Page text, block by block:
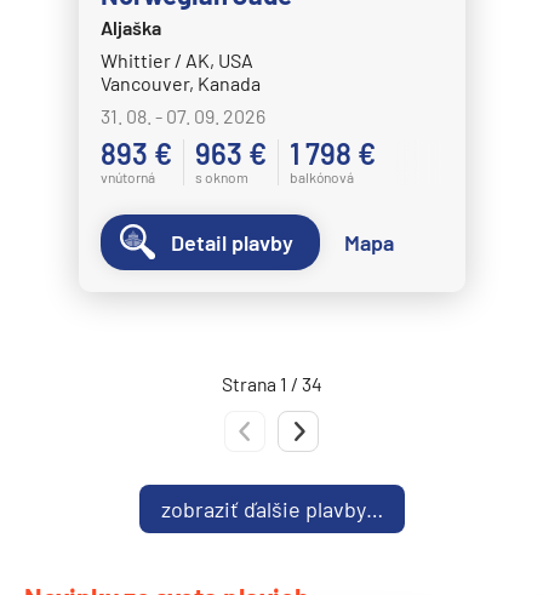
Norwegian Spirit
Norwegian Star
Norwegian Sun
Norwegian Viva
Pride of America
Oceania Cruises
Oceania Allura
Oceania Nautica
Oceania Regatta
Oceania Sirena
Aljaška
Whittier / AK, USA
Vancouver, Kanada
31. 08. - 07. 09. 2026
893 €
vnútorná
963 €
s oknom
1 798 €
balkónová
Detail plavby Mapa
Strana 1 / 34
Predchádzajúca strana
zobraziť ďalšie plavby…